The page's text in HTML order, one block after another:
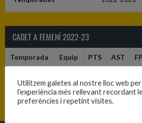
CADET A FEMENÍ 2022-23
Temporada Equip PTS AST FP
Blanes
Utilitzem galetes al nostre lloc web
l’experiència més rellevant recordant
preferències i repetint visites.